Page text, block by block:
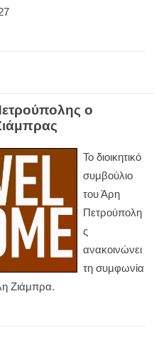
ο
Το διοικητικό
συμβούλιο
του Άρη
Πετρούπολη
ς
ανακοινώνει
τη συμφωνία
Ζιάμπρα.